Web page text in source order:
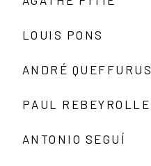
LOUIS PONS
ANDRÉ QUEFFURUS
PAUL REBEYROLLE
ANTONIO SEGUÍ